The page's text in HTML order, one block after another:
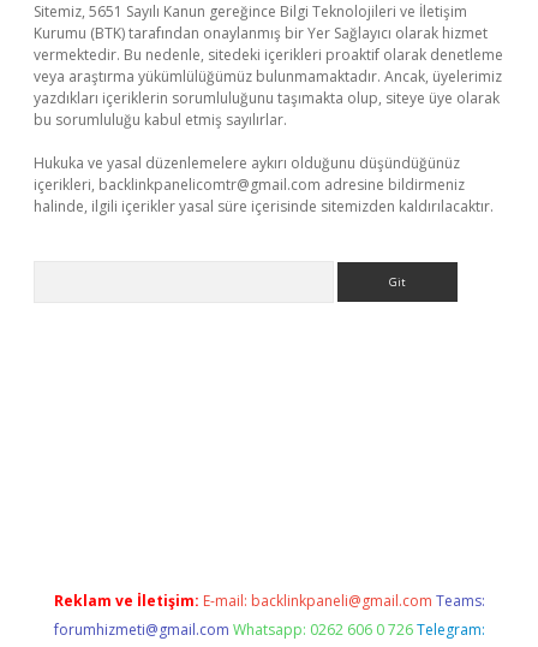
Sitemiz, 5651 Sayılı Kanun gereğince Bilgi Teknolojileri ve İletişim
Kurumu (BTK) tarafından onaylanmış bir Yer Sağlayıcı olarak hizmet
vermektedir. Bu nedenle, sitedeki içerikleri proaktif olarak denetleme
veya araştırma yükümlülüğümüz bulunmamaktadır. Ancak, üyelerimiz
yazdıkları içeriklerin sorumluluğunu taşımakta olup, siteye üye olarak
bu sorumluluğu kabul etmiş sayılırlar.
Hukuka ve yasal düzenlemelere aykırı olduğunu düşündüğünüz
içerikleri, backlinkpanelicomtr@gmail.com adresine bildirmeniz
halinde, ilgili içerikler yasal süre içerisinde sitemizden kaldırılacaktır.
Reklam ve İletişim: E-mail: backlinkpaneli@gmail.com Teams:
forumhizmeti@gmail.com Whatsapp: 0262 606 0 726 Telegram: